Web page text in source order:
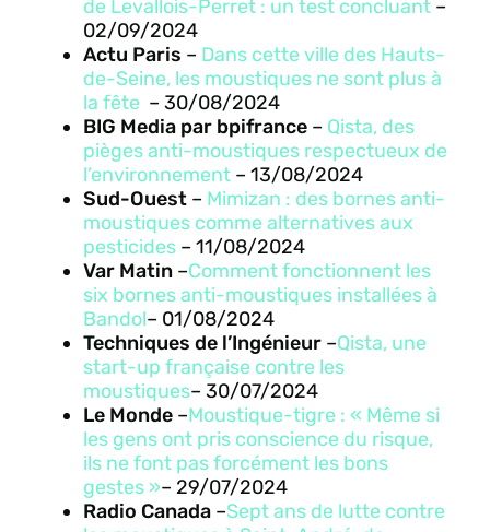
de Levallois-Perret : un test concluant –
02/09/2024
Actu Paris – Dans cette ville des Hauts-
de-Seine, les moustiques ne sont plus à
la fête – 30/08/2024
BIG Media par bpifrance – Qista, des
pièges anti-moustiques respectueux de
l’environnement – 13/08/2024
Sud-Ouest – Mimizan : des bornes anti-
moustiques comme alternatives aux
pesticides – 11/08/2024
Var Matin –Comment fonctionnent les
six bornes anti-moustiques installées à
Bandol– 01/08/2024
Techniques de l’Ingénieur –Qista, une
start-up française contre les
moustiques– 30/07/2024
Le Monde –Moustique-tigre : « Même si
les gens ont pris conscience du risque,
ils ne font pas forcément les bons
gestes »– 29/07/2024
Radio Canada –Sept ans de lutte contre